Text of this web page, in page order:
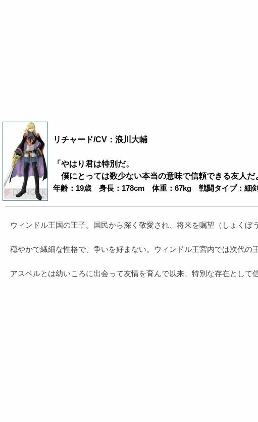
リチャード/CV：浪川大輔
「やはり君は特別だ。
僕にとっては数少ない本当の意味で信頼できる友人だ
年齢：19歳 身長：178cm 体重：67kg 戦闘タイプ：細
ウィンドル王国の王子。国民から深く敬愛され、将来を嘱望（しょくぼ
穏やかで繊細な性格で、争いを好まない。ウィンドル王宮内では次代の
アスベルとは幼いころに出会って友情を育んで以来、特別な存在として